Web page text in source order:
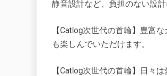
静音設計など、負担のない設計
【Catlog次世代の首輪】豊富
も楽しんでいただけます。
【Catlog次世代の首輪】日々